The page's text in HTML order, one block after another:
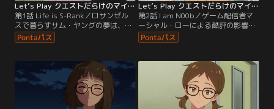
Let’s Play クエストだらけのマイライフ 第01話
第1話 Life is S-Rank／ロサンゼル
スで暮らすサム・ヤングの夢は、ゲ
ーム開発者になること。病床で過ご
した幼少期にゲームに救われた思い
働く傍らインディーゲーム
『RUMINATE』を作り上げた。評価
は上々だったが、ある日憧れのゲー
ム配信者のマーシャルがゲームを酷
評したことで、評価は地に落ちてし
Let’s Play クエストだらけのマイライフ 第02話
第2話 I am N00b／ゲーム配信者マ
ーシャル・ローによる酷評の影響
で、サムのインディーゲーム
『RUMINATE』は低評価で埋まり、
隣に引っ越してきた新しい住人は当
のマーシャルだった！自分の素性を
マーシャルに伝えられずサムは頭を